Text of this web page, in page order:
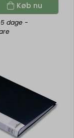
Køb nu
dage-